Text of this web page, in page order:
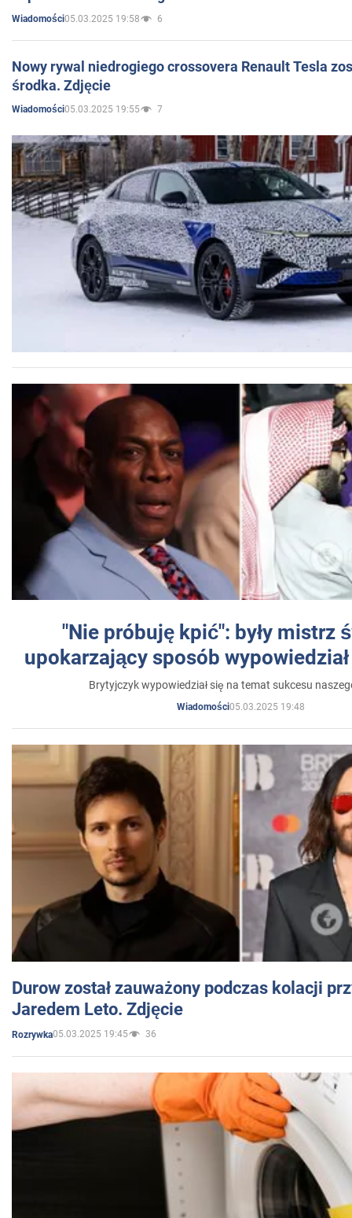
Wiadomości05.03.2025 19:58 6
Nowy rywal niedrogiego crossovera Renault Tesla
środka. Zdjęcie
Wiadomości05.03.2025 19:55 7
"Nie próbuję kpić": były mistrz
upokarzający sposób
Brytyjczyk wypowiedział się na temat sukcesu
Wiadomości05.03.2025 19:48
Durow został zauważony podczas kolacji
Jaredem Leto. Zdjęcie
Rozrywka05.03.2025 19:45 36